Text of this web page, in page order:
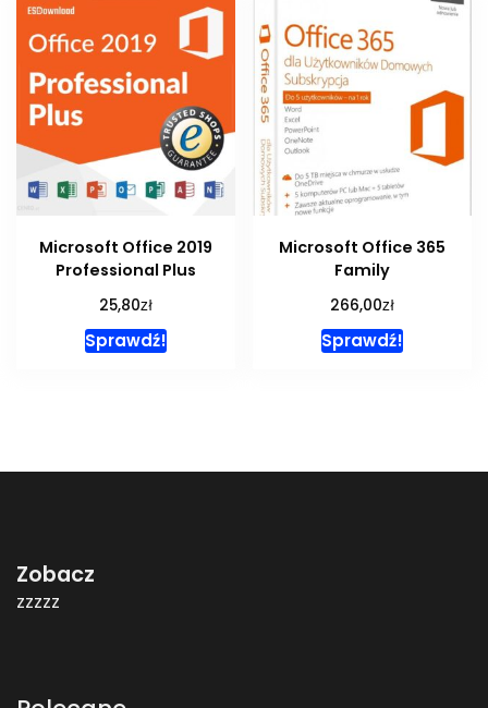
Microsoft Office 2019
Professional Plus
25,80zł
Sprawdź!
Microsoft Office 365
Family
266,00zł
Sprawdź!
Zobacz
zzzzz